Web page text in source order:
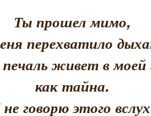
Ты прошел мимо,
перехватило
печаль живет в моей
как тайна.
говорю этого